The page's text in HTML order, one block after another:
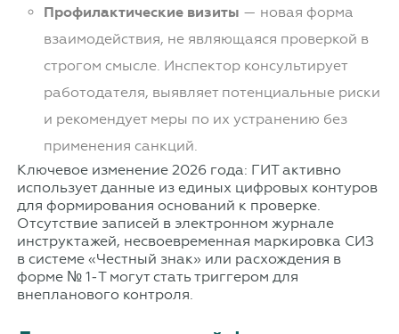
Профилактические визиты — новая форма
взаимодействия, не являющаяся проверкой в
строгом смысле. Инспектор консультирует
работодателя, выявляет потенциальные риски
и рекомендует меры по их устранению без
применения санкций.
Ключевое изменение 2026 года: ГИТ активно
использует данные из единых цифровых контуров
для формирования оснований к проверке.
Отсутствие записей в электронном журнале
инструктажей, несвоевременная маркировка СИЗ
в системе «Честный знак» или расхождения в
форме № 1‑Т могут стать триггером для
внепланового контроля.